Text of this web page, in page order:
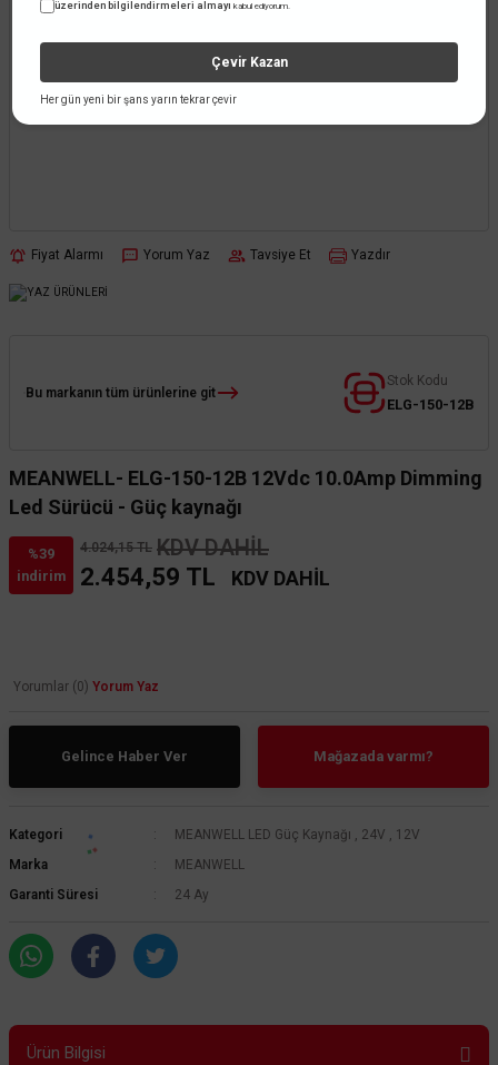
Fiyat Alarmı Yorum Yaz Tavsiye Et Yazdır
Bu markanın tüm ürünlerine git
Stok Kodu
ELG-150-12B
MEANWELL- ELG-150-12B 12Vdc 10.0Amp Dimming
Led Sürücü - Güç kaynağı
%39
indirim
4.024,15 TL KDV DAHİL
2.454,59 TL KDV DAHİL
Yorumlar (0) Yorum Yaz
Gelince Haber Ver Mağazada varmı?
Kategori MEANWELL LED Güç Kaynağı , 24V , 12V
Marka
MEANWELL
Garanti Süresi
24 Ay
Ürün Bilgisi
üzerinden bilgilendirmeleri almayı kabul ediyorum.
Çevir Kazan
Her gün yeni bir şans yarın tekrar çevir